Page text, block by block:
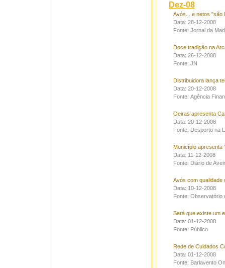
Dez-08
Avós... e netos "são
Data: 28-12-2008
Fonte: Jornal da
Doce tradição na
Data: 26-12-2008
Fonte: JN
Distribuidora lança
Data: 20-12-2008
Fonte: Agência
Oeiras apresenta
Data: 20-12-2008
Fonte: Desporto na
Município apresenta
Data: 11-12-2008
Fonte: Diário de
Avós com qualidade
Data: 10-12-2008
Fonte: Observatório
Será que existe um
Data: 01-12-2008
Fonte: Público
Rede de Cuidados
Data: 01-12-2008
Fonte: Barlavento